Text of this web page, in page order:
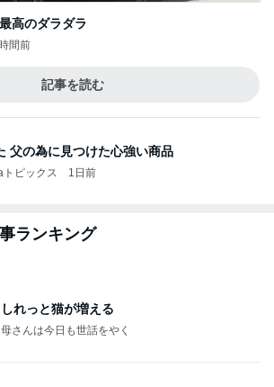
高のダラダラ
間前
記事を読む
父の為に見つけた心強い商品
ピックス 1日前
ランキング
しれっと猫が増える
母さんは今日も世話をやく